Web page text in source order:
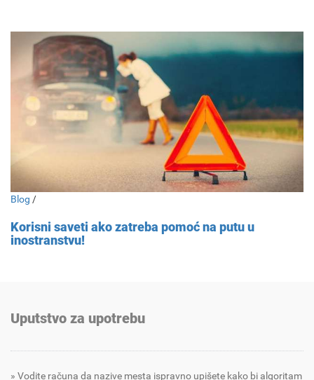
Blog /
Korisni saveti ako zatreba pomoć na putu u
inostranstvu!
Uputstvo za upotrebu
Vodite računa da nazive mesta ispravno upišete kako bi algoritam